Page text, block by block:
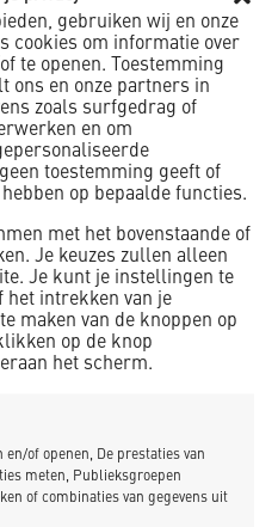
gebruiken wij en onze
cookies om informatie over
te openen. Toestemming
ons en onze partners in
zoals surfgedrag of
en om
toestemming geeft of
op bepaalde functies.
met het bovenstaande of
Je keuzes zullen alleen
Je kunt je instellingen te
intrekken van je
maken van de knoppen op
op de knop
het scherm.
en/of openen, De prestaties van
meten, Publieksgroepen
of combinaties van gegevens uit
mijzelf maximaal te
een Traineeship. Een zeer
veel ervaring opdoe bij